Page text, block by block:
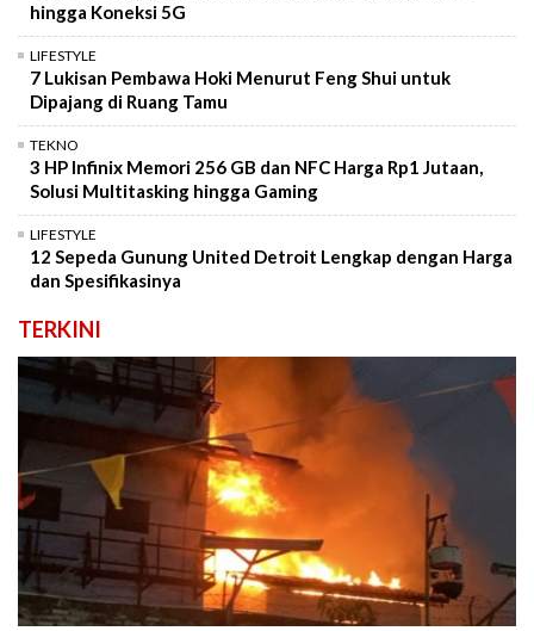
hingga Koneksi 5G
LIFESTYLE
7 Lukisan Pembawa Hoki Menurut Feng Shui untuk
Dipajang di Ruang Tamu
TEKNO
3 HP Infinix Memori 256 GB dan NFC Harga Rp1 Jutaan,
Solusi Multitasking hingga Gaming
LIFESTYLE
12 Sepeda Gunung United Detroit Lengkap dengan Harga
dan Spesifikasinya
TERKINI